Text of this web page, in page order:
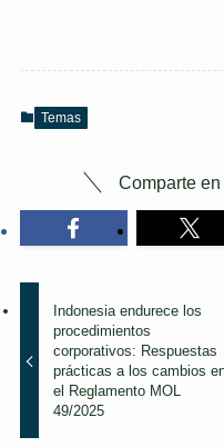
l
g
o
【
t
Temas
Comparte
Indonesia endurece los
procedimientos
corporativos: Respuestas
prácticas a los cambios
el Reglamento MOL
49/2025